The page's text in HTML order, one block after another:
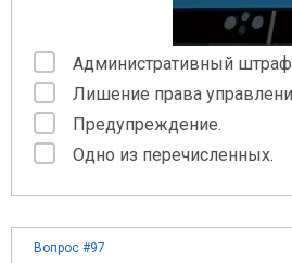
Административный
Лишение права
Предупреждение.
Одно из перечисленных.
Вопрос #97